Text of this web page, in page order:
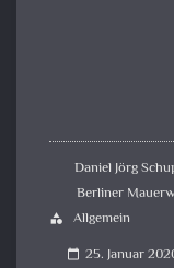
Daniel Jörg
Berliner
category Allgemein
calendar_today 25. Januar